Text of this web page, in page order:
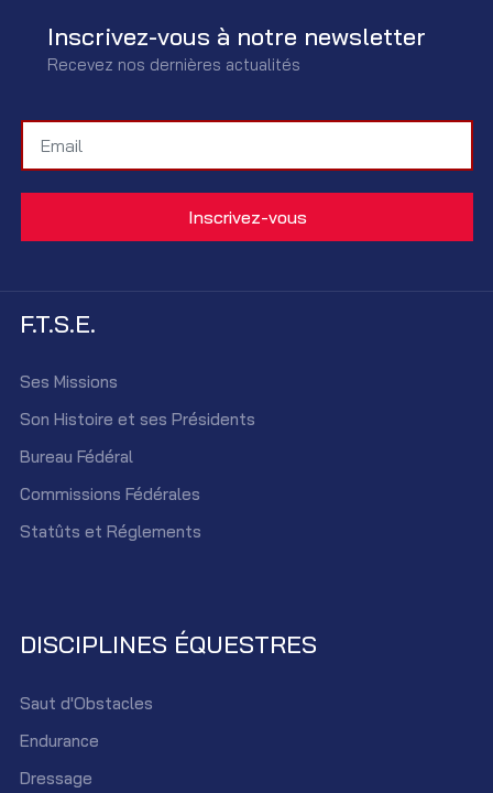
Inscrivez-vous à notre newsletter
Recevez nos dernières actualités
F.T.S.E.
Ses Missions
Son Histoire et ses Présidents
Bureau Fédéral
Commissions Fédérales
Statûts et Réglements
DISCIPLINES ÉQUESTRES
Saut d'Obstacles
Endurance
Dressage